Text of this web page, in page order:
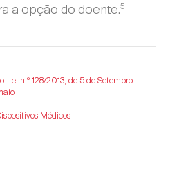
a opção do doente.5
Lei n.º 128/2013, de 5 de Setembro
Médicos